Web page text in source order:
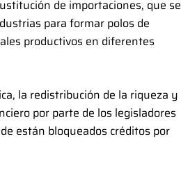
de importaciones, que se
para formar polos de
productivos en diferentes
la redistribución de la riqueza y
por parte de los legisladores
están bloqueados créditos por